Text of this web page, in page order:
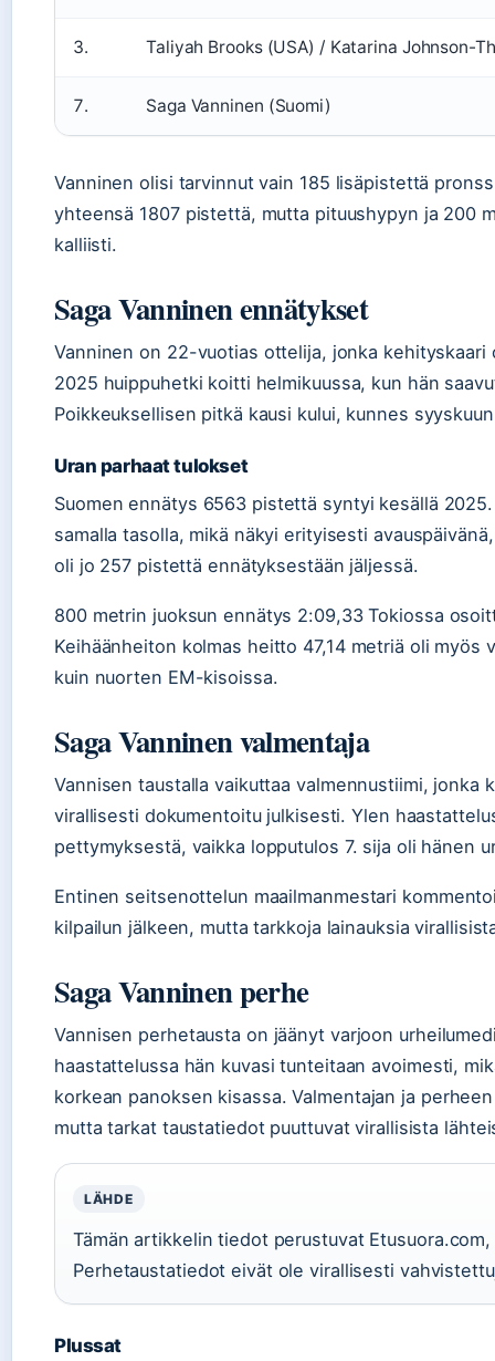
3. Taliyah Brooks (USA) / Katarina Johnson-
7. Saga Vanninen (Suomi)
Vanninen olisi tarvinnut vain 185 lisäpistettä
yhteensä 1807 pistettä, mutta pituushypyn ja 200
kalliisti.
Saga Vanninen ennätykset
Vanninen on 22-vuotias ottelija, jonka kehityskaari
2025 huippuhetki koitti helmikuussa, kun hän
Poikkeuksellisen pitkä kausi kului, kunnes
Uran parhaat tulokset
Suomen ennätys 6563 pistettä syntyi kesällä
samalla tasolla, mikä näkyi erityisesti
oli jo 257 pistettä ennätyksestään jäljessä.
800 metrin juoksun ennätys 2:09,33 Tokiossa
Keihäänheiton kolmas heitto 47,14 metriä oli myös
kuin nuorten EM-kisoissa.
Saga Vanninen valmentaja
Vannisen taustalla vaikuttaa valmennustiimi, jonka
virallisesti dokumentoitu julkisesti. Ylen
pettymyksestä, vaikka lopputulos 7. sija oli hänen
Entinen seitsenottelun maailmanmestari
kilpailun jälkeen, mutta tarkkoja lainauksia
Saga Vanninen perhe
Vannisen perhetausta on jäänyt varjoon
haastattelussa hän kuvasi tunteitaan avoimesti,
korkean panoksen kisassa. Valmentajan ja
mutta tarkat taustatiedot puuttuvat virallisista
LÄHDE
Tämän artikkelin tiedot perustuvat
Perhetaustatiedot eivät ole virallisesti
Plussat